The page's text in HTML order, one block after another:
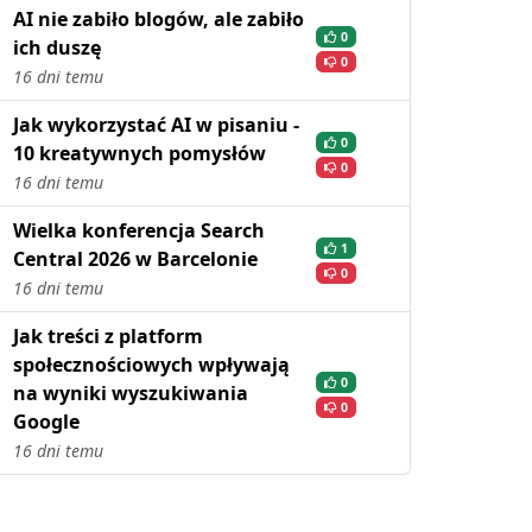
AI nie zabiło blogów, ale zabiło
ich duszę
16 dni temu
0
0
Jak wykorzystać AI w pisaniu -
10 kreatywnych pomysłów
16 dni temu
0
0
Wielka konferencja Search
Central 2026 w Barcelonie
16 dni temu
1
0
Jak treści z platform
społecznościowych wpływają
na wyniki wyszukiwania
Google
16 dni temu
0
0